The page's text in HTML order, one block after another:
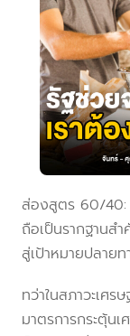
ส่องสูตร 60/40:
ถือเป็นรากฐานส
สู่เป้าหมายปลาย
ทว่าในสภาวะเศร
มาตรการกระตุ้น